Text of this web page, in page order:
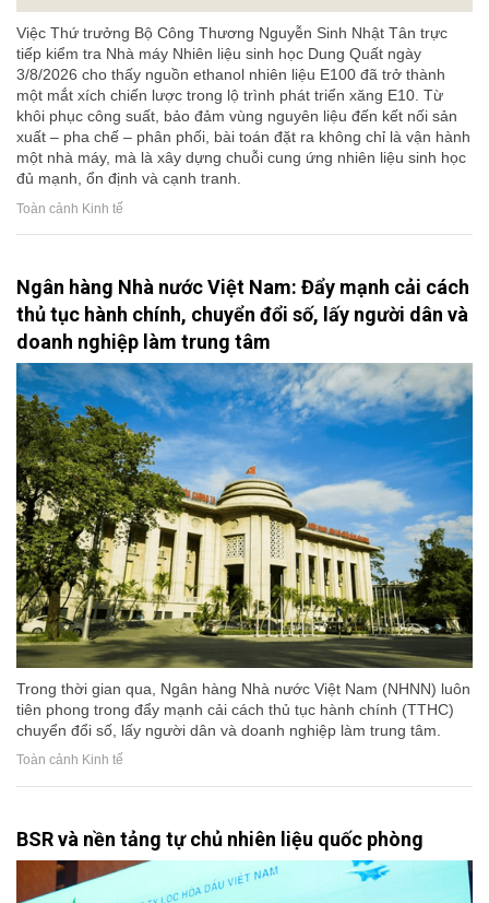
Việc Thứ trưởng Bộ Công Thương Nguyễn Sinh Nhật Tân trực
tiếp kiểm tra Nhà máy Nhiên liệu sinh học Dung Quất ngày
3/8/2026 cho thấy nguồn ethanol nhiên liệu E100 đã trở thành
một mắt xích chiến lược trong lộ trình phát triển xăng E10. Từ
khôi phục công suất, bảo đảm vùng nguyên liệu đến kết nối sản
xuất – pha chế – phân phối, bài toán đặt ra không chỉ là vận hành
một nhà máy, mà là xây dựng chuỗi cung ứng nhiên liệu sinh học
đủ mạnh, ổn định và cạnh tranh.
Toàn cảnh Kinh tế
Ngân hàng Nhà nước Việt Nam: Đẩy mạnh cải cách
thủ tục hành chính, chuyển đổi số, lấy người dân và
doanh nghiệp làm trung tâm
Trong thời gian qua, Ngân hàng Nhà nước Việt Nam (NHNN) luôn
tiên phong trong đẩy mạnh cải cách thủ tục hành chính (TTHC)
chuyển đổi số, lấy người dân và doanh nghiệp làm trung tâm.
Toàn cảnh Kinh tế
BSR và nền tảng tự chủ nhiên liệu quốc phòng